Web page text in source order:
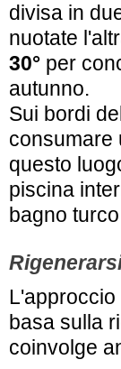
divisa in
nuotate
30° per
autunno.
Sui bordi
consumare
questo
piscina
bagno
basa sulla
coinvolge